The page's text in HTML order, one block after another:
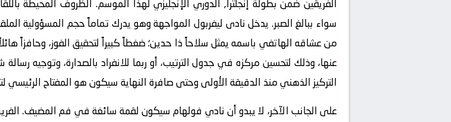
الفريقين ضمن بطولة إنجلترا, الدوري الإنجليزي لهذا الموسم. الظروف المحيطة
سواء ببالغ الصبر. يدخل نادى ليفربول المواجهة وهو يدرك تماماً حجم المسؤولية
من عشاقه الهاتفي باسمه يمثل سلاحاً ذا حدين؛ ضغطاً كبيراً لتحقيق الفوز، وحافزاً
عنها، وذلك لتحسين مركزه في جدول الترتيب، أو ربما للانفراد بالصدارة، وتوجيه
التركيز الذهني منذ الدقيقة الأولى وحتى صافرة النهاية سيكون هو المفتاح الرئيسي
على الجانب الآخر، لا يبدو أن نادي فولهامسيكون لقمة سائغة في فم المضيف. الفريق